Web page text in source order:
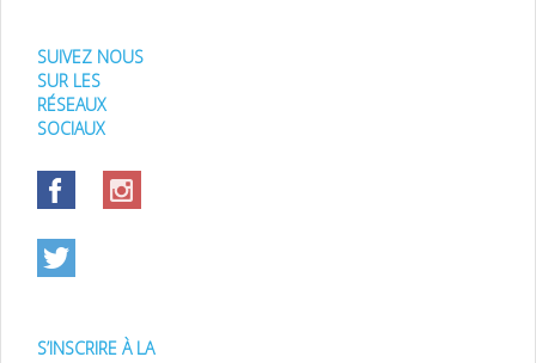
SUIVEZ NOUS
SUR LES
RÉSEAUX
SOCIAUX
S’INSCRIRE À LA